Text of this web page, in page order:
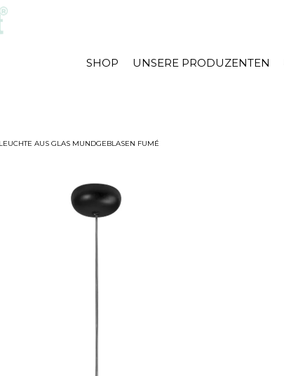
SHOP UNSERE PRODUZENTEN
AUS GLAS MUNDGEBLASEN FUMÉ